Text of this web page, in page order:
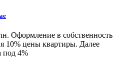
Оформление в собственность
10% цены квартиры. Далее
под 4%